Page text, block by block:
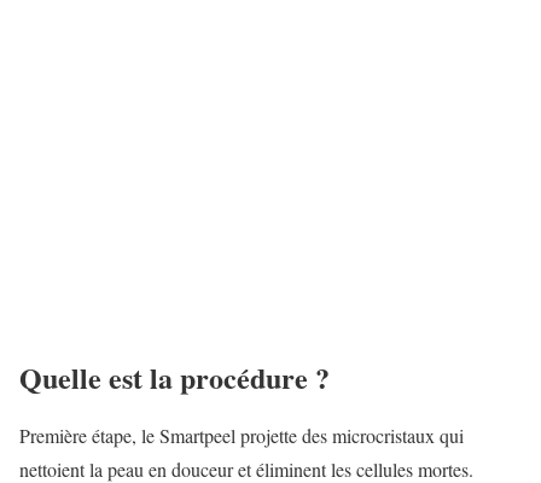
Quelle est la procédure ?
Première étape, le Smartpeel projette des microcristaux qui
nettoient la peau en douceur et éliminent les cellules mortes.